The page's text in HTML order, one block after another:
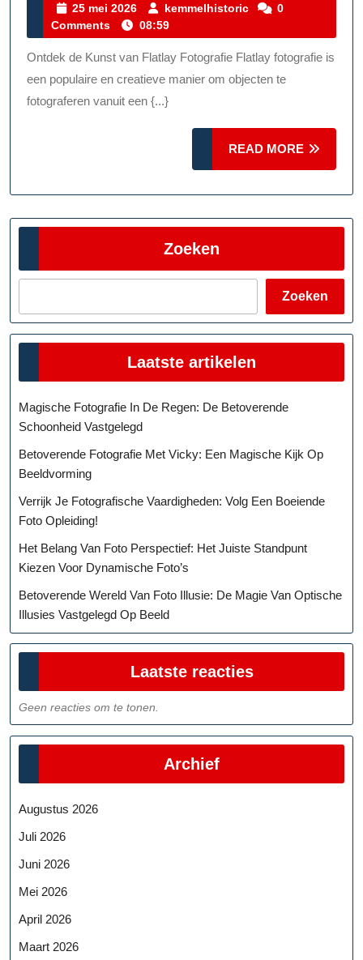
Kunst
Flatlay
Van
Van
Bovenaf
25 mei 2026
25
mei
2026
kemmelhistoric kemmelhistoric
0
Comments
08:59
Ontdek de Kunst van Flatlay Fotografie Flatlay fotografie is
een populaire en creatieve manier om objecten te
fotograferen vanuit een {...}
READ MORE
MORE
Zoeken
Zoeken
Laatste artikelen
Magische Fotografie In De Regen: De Betoverende
Schoonheid Vastgelegd
Betoverende Fotografie Met Vicky: Een Magische Kijk Op
Beeldvorming
Verrijk Je Fotografische Vaardigheden: Volg Een Boeiende
Foto Opleiding!
Het Belang Van Foto Perspectief: Het Juiste Standpunt
Kiezen Voor Dynamische Foto’s
Betoverende Wereld Van Foto Illusie: De Magie Van Optische
Illusies Vastgelegd Op Beeld
Laatste reacties
Geen reacties om te tonen.
Archief
Augustus 2026
Juli 2026
Juni 2026
Mei 2026
April 2026
Maart 2026